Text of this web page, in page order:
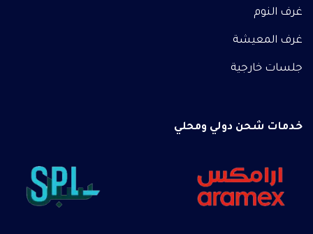
غرف النوم
غرف المعيشة
جلسات خارجية
خدمات شحن دولي ومحلي